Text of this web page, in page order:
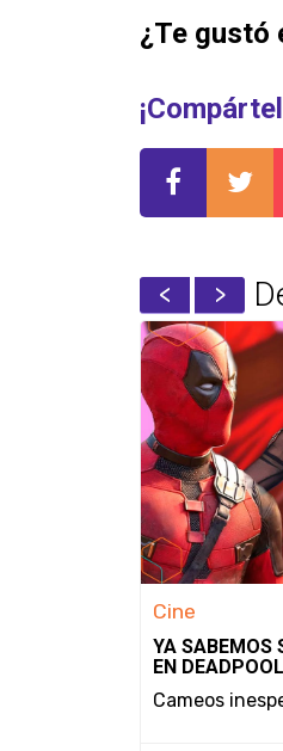
¿Te gustó
Cine
YA SABEMOS
EN
Cameos